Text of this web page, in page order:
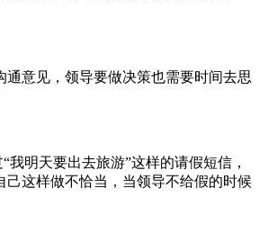
意见，领导要做决策也需要时间去思
明天要出去旅游”这样的请假短信，
这样做不恰当，当领导不给假的时候